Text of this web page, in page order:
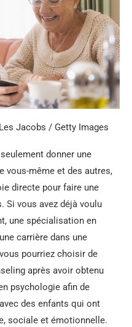
Jacobs / Getty Images
donner une
vous-même et des autres,
directe pour faire une
Si vous avez déjà voulu
une spécialisation en
carrière dans une
pourriez choisir de
après avoir obtenu
psychologie afin de
des enfants qui ont
sociale et émotionnelle.